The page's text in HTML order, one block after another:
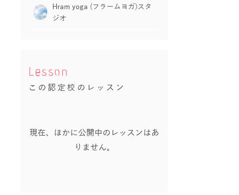
Hram yoga (フラームヨガ)スタ
ジオ
Lesson
この認定校のレッスン
現在、ほかに公開中のレッスンはあ
りません。